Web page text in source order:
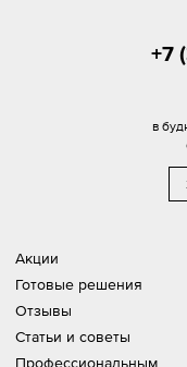
Акции
Готовые решения
Отзывы
Статьи и советы
Профессиональным
+7
в